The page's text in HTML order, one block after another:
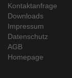
Kontaktanfrage
Downloads
Impressum
Datenschutz
AGB
Homepage